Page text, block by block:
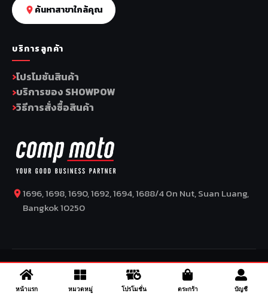
หน้าแรก หมวดหมู่ โปรโมชั่น ตระกร้า บัญชี
ค้นหาสาขาใกล้คุณ
บริการลูกค้า
โปรโมชันสินค้า
บริการของ SHOWPOW
วิธีการสั่งซื้อสินค้า
1696, 1698, 1690, 1692, 1694, 1688/4 On Nut, Suan Luang,
Bangkok 10250
COPYRIGHT BY COMP MOTO CO., LTD © 2026–SuperBike x
SuperDrive– ข่าวรถยนต์ รีวิวรถยนต์ไฟฟ้า ข่าวรถไฟฟ้า ข่าวรถ
จักรยานยนต์ รีวิวมอเตอร์ไซค์ ข่าวมอเตอร์ไซค์ รถยนต์ รถไฟฟ้า